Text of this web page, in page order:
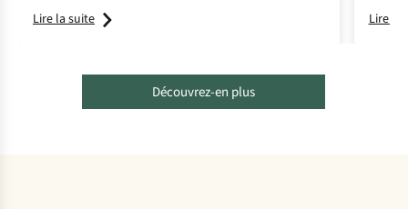
exactement et à quel moment ?
Lire la suite
et de
Lire la
Découvrez-en plus